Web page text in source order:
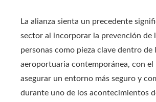
La alianza sienta un precedente
sector al incorporar la prevención de
personas como pieza clave dentro de
aeroportuaria contemporánea, con
asegurar un entorno más seguro y
durante uno de los acontecimientos